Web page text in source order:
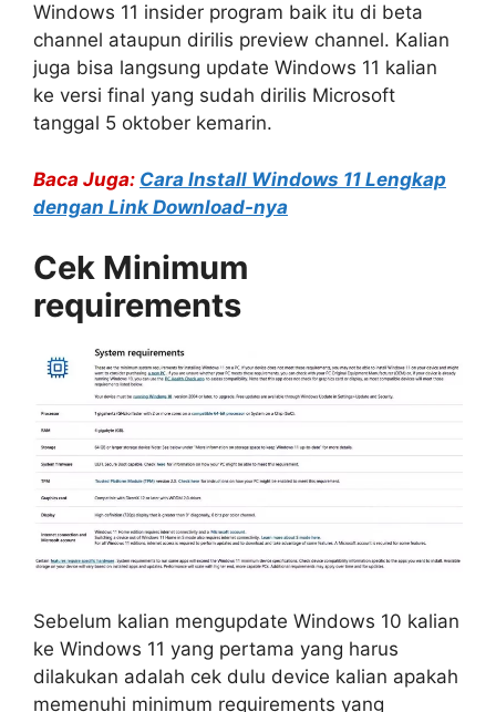
Windows 11 insider program baik itu di beta
channel ataupun dirilis preview channel. Kalian
juga bisa langsung update Windows 11 kalian
ke versi final yang sudah dirilis Microsoft
tanggal 5 oktober kemarin.
Baca Juga: Cara Install Windows 11 Lengkap
dengan Link Download-nya
Cek Minimum
requirements
Sebelum kalian mengupdate Windows 10 kalian
ke Windows 11 yang pertama yang harus
dilakukan adalah cek dulu device kalian apakah
memenuhi minimum requirements yang